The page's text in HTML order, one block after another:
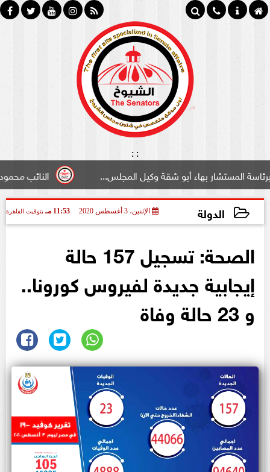
:
:
النائب محمود سامي
بهاء أبو شقة وكيل المجلس...
الدولة الإثنين، 3 أغسطس 2020 11:53 مـ بتوقيت القاهرة
الصحة: تسجيل 157 حالة
إيجابية جديدة لفيروس كورونا..
و 23 حالة وفاة